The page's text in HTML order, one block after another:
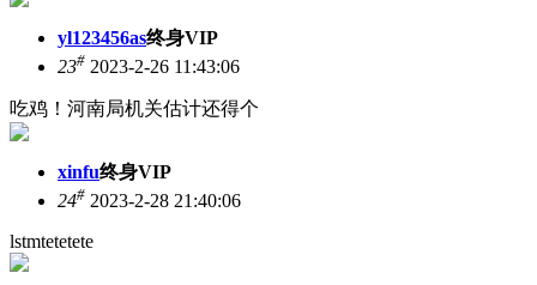
yl123456as终身VIP
23# 2023-2-26 11:43:06
吃鸡！河南局机关估计还得个
xinfu终身VIP
24# 2023-2-28 21:40:06
lstmtetetete